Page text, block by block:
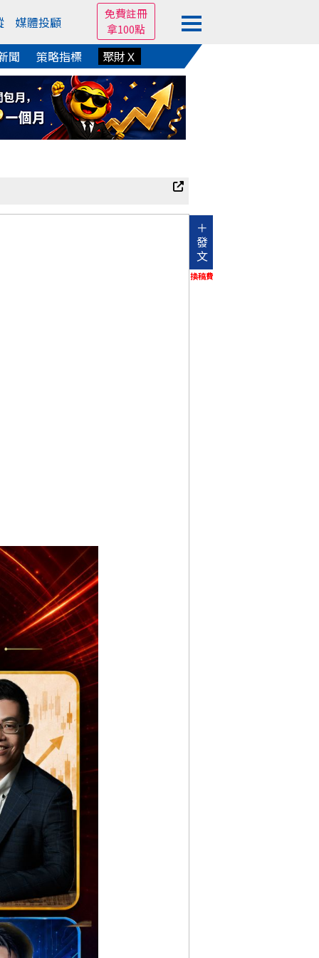
媒體投顧
免費註冊
拿100點
聞 策略指標 聚財Ｘ
＋
發
文
換稿費